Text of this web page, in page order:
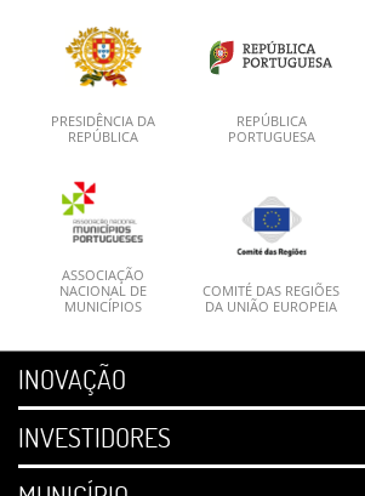
PRESIDÊNCIA DA
REPÚBLICA
REPÚBLICA
PORTUGUESA
ASSOCIAÇÃO
NACIONAL DE
MUNICÍPIOS
COMITÉ DAS REGIÕES
DA UNIÃO EUROPEIA
INOVAÇÃO
INVESTIDORES